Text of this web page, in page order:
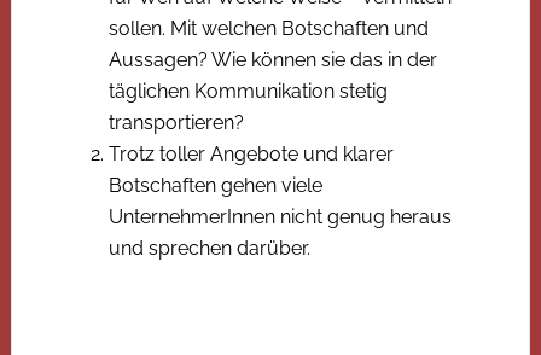
sollen. Mit welchen Botschaften und
Aussagen? Wie können sie das in der
täglichen Kommunikation stetig
transportieren?
Trotz toller Angebote und klarer
Botschaften gehen viele
UnternehmerInnen nicht genug heraus
und sprechen darüber.